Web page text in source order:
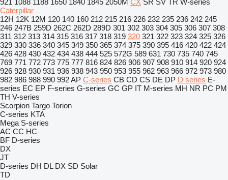
921 1088 1188 1650 1840 1845 2050M CX SR SV TR W-series
Caterpillar
12H 12K 12M 120 140 160 212 215 216 226 232 235 236 242 245
246 247B 259D 262C 262D 289D 301 302 303 304 305 306 307 308
311 312 313 314 315 316 317 318 319 320 321 322 323 324 325 326
329 330 336 340 345 349 350 365 374 375 390 395 416 420 422 424
426 428 430 432 434 438 444 525 572G 589 631 730 735 740 745
769 771 772 773 775 777 816 824 826 906 907 908 910 914 920 924
926 928 930 931 936 938 943 950 953 955 962 963 966 972 973 980
982 986 988 990 992AP C-series CB CD CS DE DP D series E-
series EC EP F-series G-series GC GP IT M-series MH NR PC PM
TH V-series
Scorpion Targo Torion
C-series KTA
Mega S-series
AC CC HC
BF D-series
DX
JT
D-series DH DL DX SD Solar
TD